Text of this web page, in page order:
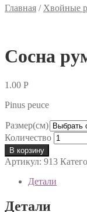
Главная / Хвойные
Сосна
1.00 Р
Pinus peuce
Размер(см)
Количество
В корзину
Артикул: 913
Детали
Детали